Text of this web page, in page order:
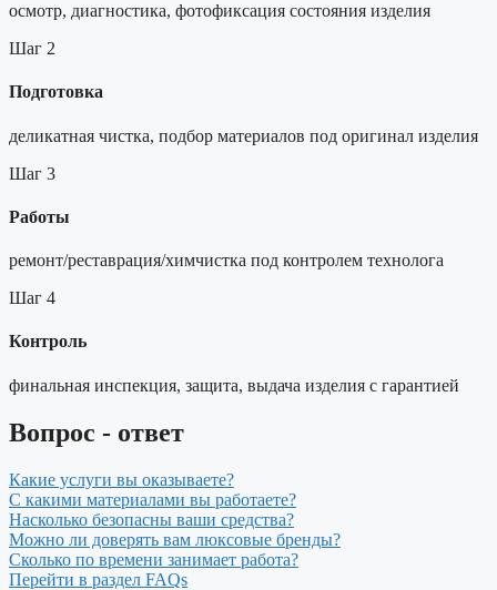
осмотр, диагностика, фотофиксация состояния изделия
Шаг 2
Подготовка
деликатная чистка, подбор материалов под оригинал изделия
Шаг 3
Работы
ремонт/реставрация/химчистка под контролем технолога
Шаг 4
Контроль
финальная инспекция, защита, выдача изделия с гарантией
Вопрос - ответ
Какие услуги вы оказываете?
С какими материалами вы работаете?
Насколько безопасны ваши средства?
Можно ли доверять вам люксовые бренды?
Сколько по времени занимает работа?
Перейти в раздел FAQs